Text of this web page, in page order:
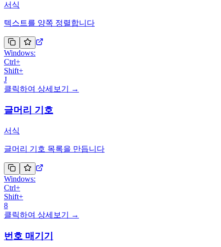
서식
텍스트를 양쪽 정렬합니다
Windows:
Ctrl+
Shift+
J
클릭하여 상세보기 →
글머리 기호
서식
글머리 기호 목록을 만듭니다
Windows:
Ctrl+
Shift+
8
클릭하여 상세보기 →
번호 매기기